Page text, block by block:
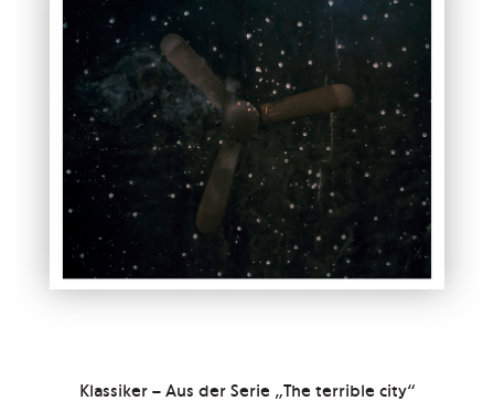
Klassiker – Aus der Serie „The terrible city“